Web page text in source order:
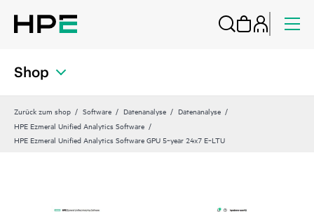
Shop
Zurück zum shop Software Datenanalyse
Datenanalyse
HPE Ezmeral Unified Analytics Software
HPE Ezmeral Unified Analytics Software GPU 5‑year 24x7 E‑LTU